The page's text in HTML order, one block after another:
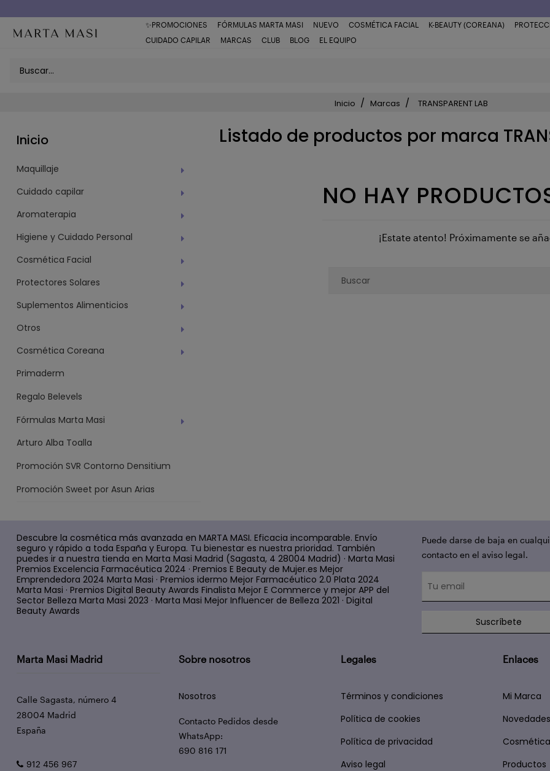
✨PROMOCIONES FÓRMULAS MARTA MASI NUEVO COSMÉTICA FACIAL K-BEAUTY (COREANA)
CUIDADO CAPILAR
MARCAS CLUB BLOG EL EQUIPO
Inicio Marcas TRANSPARENT LAB
Inicio
Maquillaje
Cuidado capilar
Aromaterapia
Higiene y Cuidado Personal
Cosmética Facial
Protectores Solares
Suplementos Alimenticios
Otros
Cosmética Coreana
Primaderm
Regalo Belevels
Fórmulas Marta Masi
Arturo Alba Toalla
Promoción SVR Contorno Densitium
Promoción Sweet por Asun Arias
Listado de productos por marca
NO HAY
¡Estate atento! Próximamente se
Descubre la cosmética más avanzada en MARTA MASI. Eficacia incomparable. Envío
seguro y rápido a toda España y Europa. Tu bienestar es nuestra prioridad. También
puedes ir a nuestra tienda en Marta Masi Madrid (Sagasta, 4 28004 Madrid) · Marta Masi
Premios Excelencia Farmacéutica 2024 · Premios E Beauty de Mujer.es Mejor
Emprendedora 2024 Marta Masi · Premios idermo Mejor Farmacéutico 2.0 Plata 2024
Marta Masi · Premios Digital Beauty Awards Finalista Mejor E Commerce y mejor APP del
Sector Belleza Marta Masi 2023 · Marta Masi Mejor Influencer de Belleza 2021 · Digital
Beauty Awards
Puede darse de baja en
contacto en el aviso legal.
Suscríbete
Marta Masi Madrid
Calle Sagasta, número 4
28004 Madrid
España
912 456 967
Sobre nosotros
Nosotros
Contacto Pedidos desde
WhatsApp:
690 816 171
Legales
Términos y condiciones
Política de cookies
Política de privacidad
Aviso legal
Enlaces
Mi Marca
Novedades
Productos